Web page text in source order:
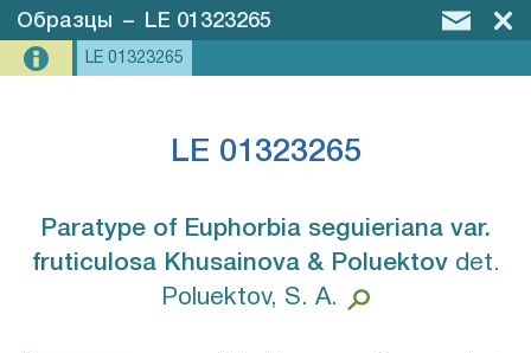
Образцы – LE 01323265
LE 01323265
LE 01323265
Paratype of Euphorbia seguieriana var.
fruticulosa Khusainova & Poluektov⁣det.
Poluektov, S. A.